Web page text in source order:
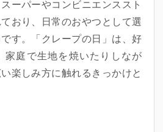
ーパーやコンビニエンススト
おり、日常のおやつとして選
す。「クレープの日」は、好
家庭で生地を焼いたりしなが
楽しみ方に触れるきっかけと